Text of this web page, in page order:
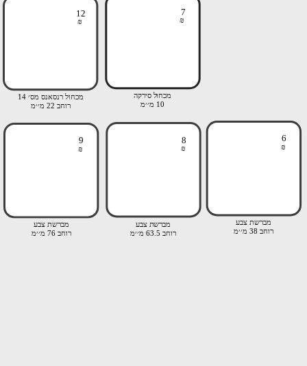
7
12
₪
₪
מכחול סירקה
10 מ׳׳מ
מכחול רנסאנס מס׳ 14
רוחב 22 מ׳׳מ
9 6
8
₪
₪
₪
מברשת צבע
רוחב 38 מ׳׳מ
מברשת צבע
רוחב 63.5 מ׳׳מ
מברשת צבע
רוחב 76 מ׳׳מ